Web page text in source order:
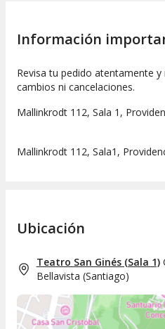
Información
Revisa tu pedido atentamente
cambios ni cancelaciones.
Mallinkrodt 112, Sala 1,
Mallinkrodt 112, Sala1,
Ubicación
Teatro San Ginés (Sala 1)
Bellavista (Santiago)